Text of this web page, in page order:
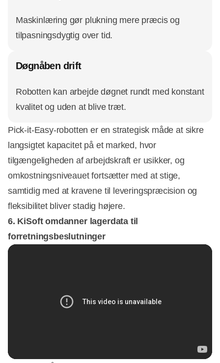
Maskinlæring gør plukning mere præcis og
tilpasningsdygtig over tid.
Døgnåben drift
Robotten kan arbejde døgnet rundt med konstant
kvalitet og uden at blive træt.
Pick-it-Easy-robotten er en strategisk måde at sikre
langsigtet kapacitet på et marked, hvor
tilgængeligheden af ​​arbejdskraft er usikker, og
omkostningsniveauet fortsætter med at stige,
samtidig med at kravene til leveringspræcision og
fleksibilitet bliver stadig højere.
6. KiSoft omdanner lagerdata til
forretningsbeslutninger